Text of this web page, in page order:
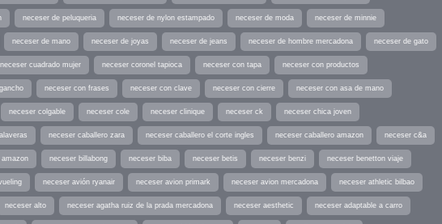
neceser de peluqueria neceser de nylon estampado neceser de moda neceser de minnie
neceser de mano neceser de joyas neceser de jeans neceser de hombre mercadona neceser de gato
neceser cuadrado mujer neceser coronel tapioca neceser con tapa neceser con productos
neceser con frases neceser con clave neceser con cierre neceser con asa de mano
neceser colgable neceser cole neceser clinique neceser ck neceser chica joven
neceser caballero zara neceser caballero el corte ingles neceser caballero amazon neceser c&a
neceser billabong neceser biba neceser betis neceser benzi neceser benetton viaje
neceser avión ryanair neceser avion primark neceser avion mercadona neceser athletic bilbao
neceser alto neceser agatha ruiz de la prada mercadona neceser aesthetic neceser adaptable a carro